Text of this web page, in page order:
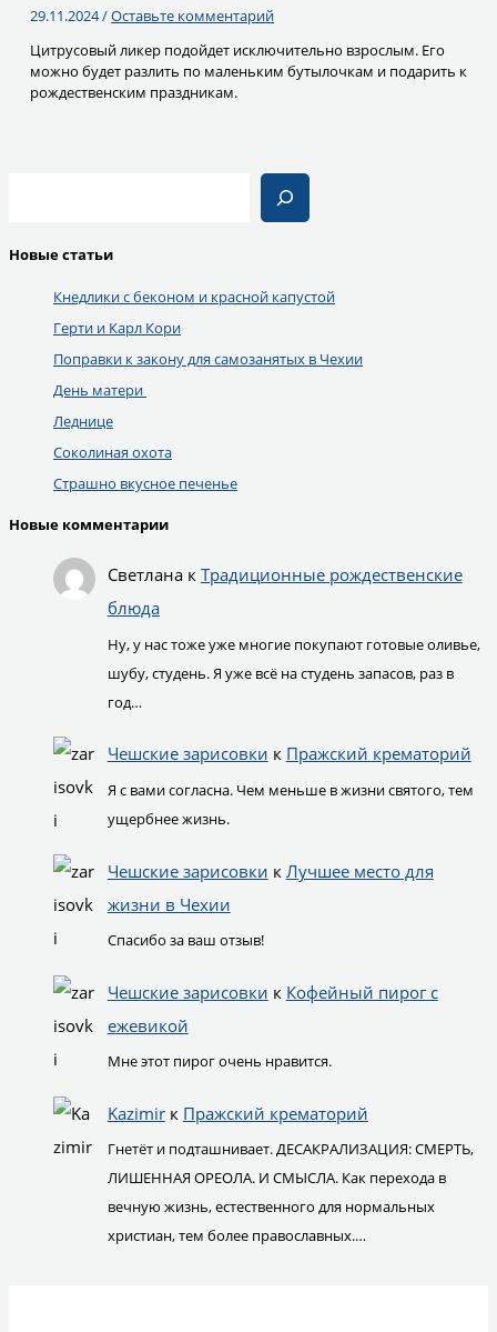
29.11.2024/Оставьте комментарий
Цитрусовый ликер подойдет исключительно взрослым. Его
можно будет разлить по маленьким бутылочкам и подарить к
рождественским праздникам.
Новые статьи
Кнедлики с беконом и красной капустой
Герти и Карл Кори
Поправки к закону для самозанятых в Чехии
День матери
Леднице
Соколиная охота
Страшно вкусное печенье
Новые комментарии
Светланак Традиционные рождественские
блюда
Ну, у нас тоже уже многие покупают готовые оливье,
шубу, студень. Я уже всё на студень запасов, раз в
год…
Чешские зарисовки к Пражский крематорий
Я с вами согласна. Чем меньше в жизни святого, тем
ущербнее жизнь.
Чешские зарисовки к Лучшее место для
жизни в Чехии
Спасибо за ваш отзыв!
Чешские зарисовки к Кофейный пирог с
ежевикой
Мне этот пирог очень нравится.
Kazimirк Пражский крематорий
Гнетёт и подташнивает. ДЕСАКРАЛИЗАЦИЯ: СМЕРТЬ,
ЛИШЕННАЯ ОРЕОЛА. И СМЫСЛА. Как перехода в
вечную жизнь, естественного для нормальных
христиан, тем более православных.…